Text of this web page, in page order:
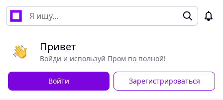
Привет
Войди и используй Пром по полной!
Войти Зарегистрироваться